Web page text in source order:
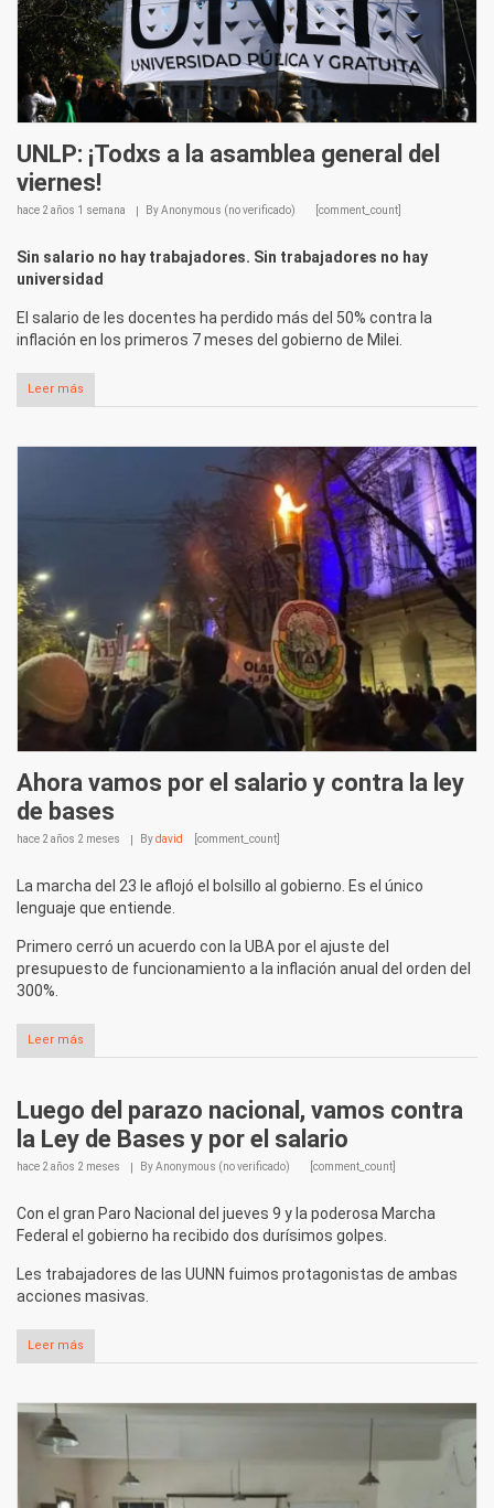
UNLP: ¡Todxs a la asamblea general del
viernes!
hace 2 años 1 semana ByAnonymous (no verificado) [comment_count]
Sin salario no hay trabajadores. Sin trabajadores no hay
universidad
El salario de les docentes ha perdido más del 50% contra la
inflación en los primeros 7 meses del gobierno de Milei.
Leer más
Ahora vamos por el salario y contra la ley
de bases
hace 2 años 2 meses Bydavid [comment_count]
La marcha del 23 le aflojó el bolsillo al gobierno. Es el único
lenguaje que entiende.
Primero cerró un acuerdo con la UBA por el ajuste del
presupuesto de funcionamiento a la inflación anual del orden del
300%.
Leer más
Luego del parazo nacional, vamos contra
la Ley de Bases y por el salario
hace 2 años 2 meses ByAnonymous (no verificado) [comment_count]
Con el gran Paro Nacional del jueves 9 y la poderosa Marcha
Federal el gobierno ha recibido dos durísimos golpes.
Les trabajadores de las UUNN fuimos protagonistas de ambas
acciones masivas.
Leer más